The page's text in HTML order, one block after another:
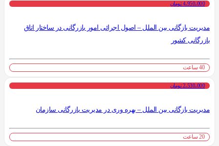
4،950،000 تومان
مدیریت بازگانی بین الملل – اصول اجرائی امور بازرگانی در ساختار اتاق
بازرگانی کشور
40 ساعت
2،530،000 تومان
مدیریت بازگانی بین الملل – بهره وری در مدیریت بازرگانی سازمان
20 ساعت